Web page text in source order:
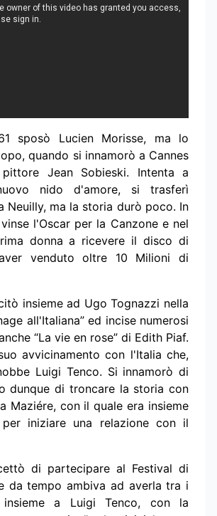
sposò Lucien Morisse, ma lo
quando si innamorò a Cannes
Jean Sobieski. Intenta a
nido d'amore, si trasferì
Neuilly, ma la storia durò poco. In
l'Oscar per la Canzone e nel
donna a ricevere il disco di
venduto oltre 10 Milioni di
insieme ad Ugo Tognazzi nella
all'Italiana” ed incise numerosi
“La vie en rose” di Edith Piaf.
avvicinamento con l'Italia che,
Luigi Tenco. Si innamorò di
dunque di troncare la storia con
Maziére, con il quale era insieme
iniziare una relazione con il
di partecipare al Festival di
da tempo ambiva ad averla tra i
insieme a Luigi Tenco, con la